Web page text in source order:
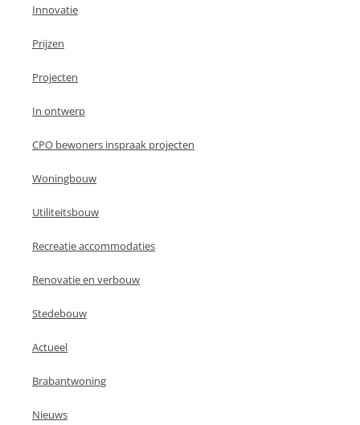
Innovatie
Prijzen
Projecten
In ontwerp
CPO bewoners inspraak projecten
Woningbouw
Utiliteitsbouw
Recreatie accommodaties
Renovatie en verbouw
Stedebouw
Actueel
Brabantwoning
Nieuws